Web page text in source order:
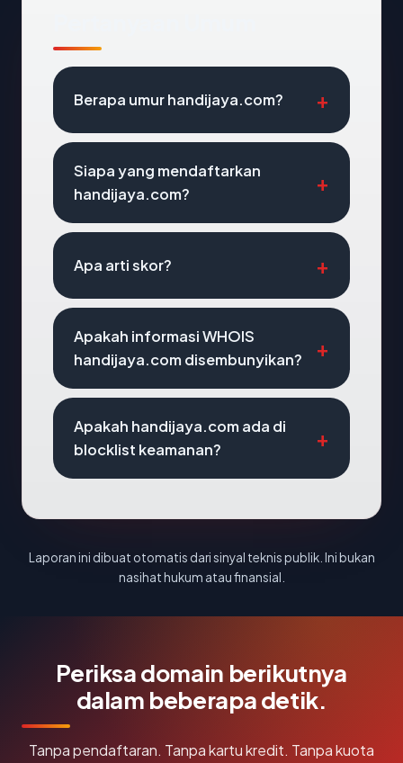
Berapa umur handijaya.com?
Siapa yang mendaftarkan
handijaya.com?
Apa arti skor?
Apakah informasi WHOIS
handijaya.com disembunyikan?
Apakah handijaya.com ada di
blocklist keamanan?
Laporan ini dibuat otomatis dari sinyal teknis publik. Ini bukan
nasihat hukum atau finansial.
Periksa domain berikutnya
dalam beberapa detik.
Tanpa pendaftaran. Tanpa kartu kredit. Tanpa kuota